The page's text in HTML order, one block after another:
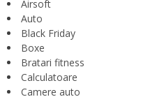
Airsoft
Auto
Black Friday
Boxe
Bratari fitness
Calculatoare
Camere auto